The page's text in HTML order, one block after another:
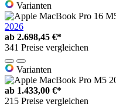
Varianten
2026
ab 2.698,45 €*
341 Preise vergleichen
Varianten
ab 1.433,00 €*
215 Preise vergleichen